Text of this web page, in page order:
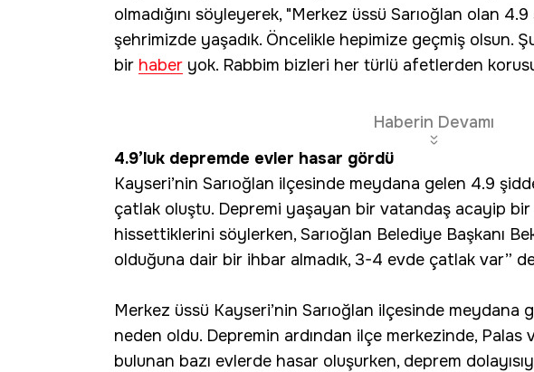
olmadığını söyleyerek, "Merkez üssü Sarıoğlan olan
şehrimizde yaşadık. Öncelikle hepimize geçmiş olsun.
bir haber yok. Rabbim bizleri her türlü afetlerden
Haberin Devamı
4.9’luk depremde evler hasar gördü
Kayseri’nin Sarıoğlan ilçesinde meydana gelen 4.9
çatlak oluştu. Depremi yaşayan bir vatandaş acayip bir
hissettiklerini söylerken, Sarıoğlan Belediye Başkanı
olduğuna dair bir ihbar almadık, 3-4 evde çatlak var”
Merkez üssü Kayseri’nin Sarıoğlan ilçesinde meydana
neden oldu. Depremin ardından ilçe merkezinde, Palas
bulunan bazı evlerde hasar oluşurken, deprem